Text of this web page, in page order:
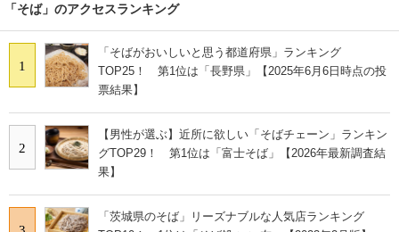
「そば」のアクセスランキング
1
「そばがおいしいと思う都道府県」ランキング
TOP25！ 第1位は「長野県」【2025年6月6日時点の投
票結果】
2
【男性が選ぶ】近所に欲しい「そばチェーン」ランキン
グTOP29！ 第1位は「富士そば」【2026年最新調査結
果】
「茨城県のそば」リーズナブルな人気店ランキング